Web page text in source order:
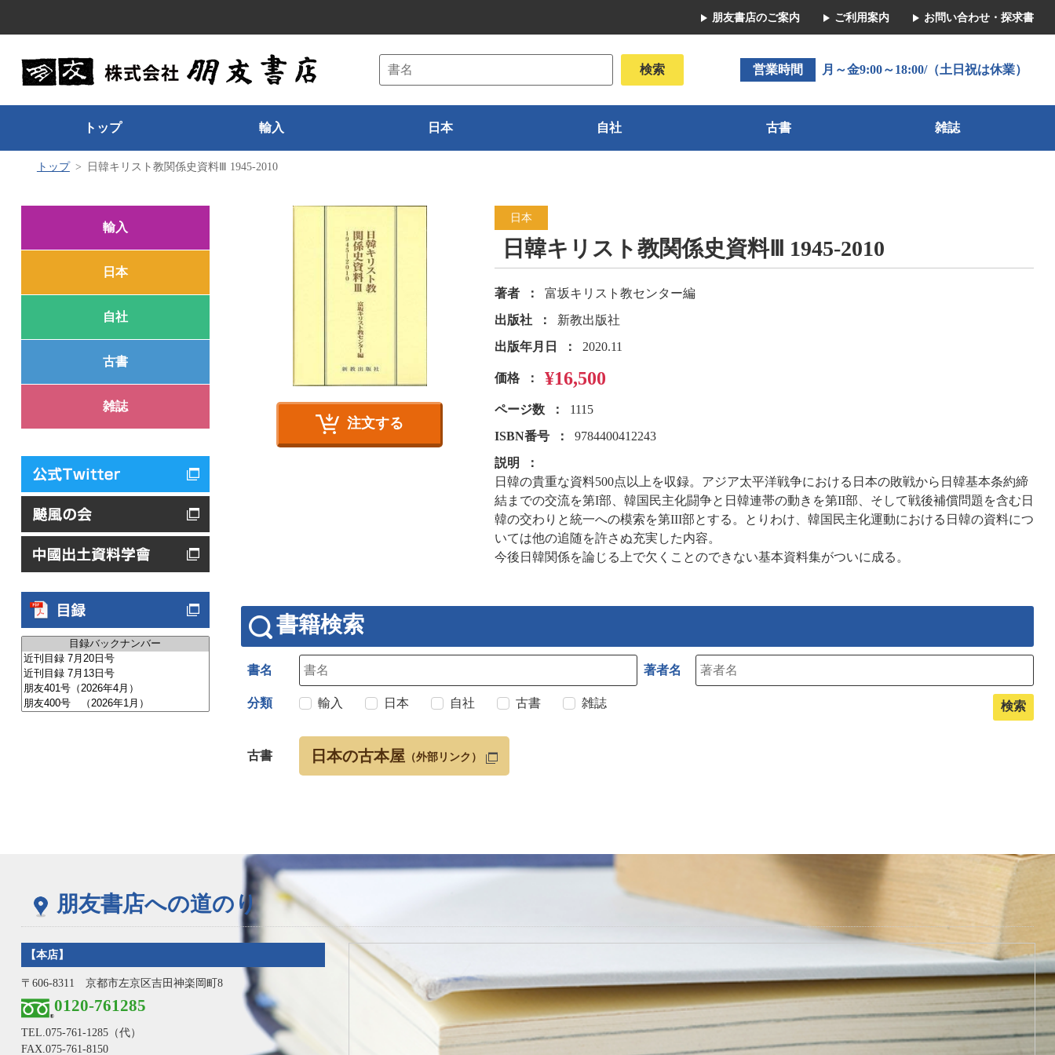
朋友書店のご案内 ご利用案内 お問い合わせ・探求書
営業時間 月～金9:00～18:00/（土日祝は休業）
トップ 輸入 日本 自社 古書 雑誌
トップ 日韓キリスト教関係史資料Ⅲ 1945-2010
輸入
日本
自社
古書
雑誌
注文する
日本
日韓キリスト教関係史資料Ⅲ 1945-2010
著者
富坂キリスト教センター編
出版社
新教出版社
出版年月日
2020.11
価格 ¥16,500
ページ数
1115
ISBN番号
9784400412243
説明
日韓の貴重な資料500点以上を収録。アジア太平洋戦争における日本の敗戦から日韓基本条約締
結までの交流を第I部、韓国民主化闘争と日韓連帯の動きを第II部、そして戦後補償問題を含む日
韓の交わりと統一への模索を第III部とする。とりわけ、韓国民主化運動における日韓の資料につ
いては他の追随を許さぬ充実した内容。
今後日韓関係を論じる上で欠くことのできない基本資料集がついに成る。
書籍検索
書名 著者名
分類 輸入 日本 自社 古書 雑誌
古書 日本の古本屋 （外部リンク）
朋友書店への道のり
【本店】
〒606-8311 京都市左京区吉田神楽岡町8
0120-761285
TEL. 075-761-1285（代）
FAX.075-761-8150